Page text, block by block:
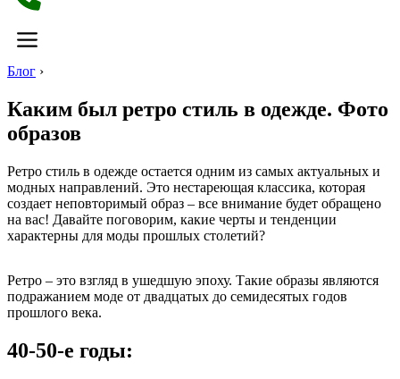
Блог ›
Каким был ретро стиль в одежде. Фото
образов
Ретро стиль в одежде остается одним из самых актуальных и
модных направлений. Это нестареющая классика, которая
создает неповторимый образ – все внимание будет обращено
на вас! Давайте поговорим, какие черты и тенденции
характерны для моды прошлых столетий?
Ретро – это взгляд в ушедшую эпоху. Такие образы являются
подражанием моде от двадцатых до семидесятых годов
прошлого века.
40-50-е годы: